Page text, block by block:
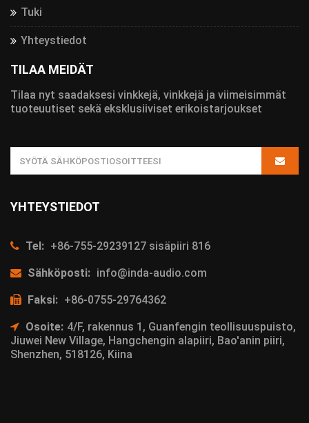
Tuki
Yhteystiedot
TILAA MEIDÄT
Tilaa nyt saadaksesi vinkkejä, vinkkejä ja viimeisimmät
tuoteuutiset sekä eksklusiiviset erikoistarjoukset
YHTEYSTIEDOT
Tel: +86-755-29239127 sisäpiiri 816
Sähköposti: info@inda-audio.com
Faksi: +86-0755-29764362
Osoite: 4/F, rakennus 1, Guanfengin teollisuuspuisto,
Jiuwei New Village, Hangchengin alapiiri, Bao'anin piiri,
Shenzhen, 518126, Kiina